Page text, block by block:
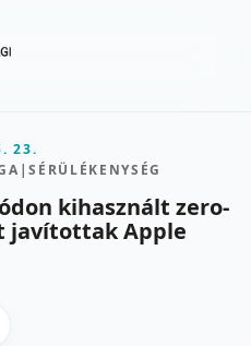
23.
|SÉRÜLÉKENYSÉG
kihasznált zero-
javítottak Apple
X-en emailben